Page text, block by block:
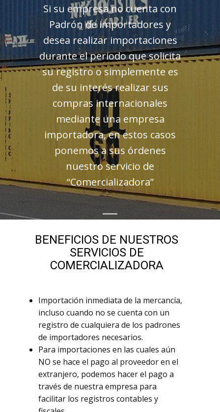
Si su empresa no cuenta con
Padrón de importadores y
desea realizar importaciones
durante el periodo que solicita
su registro o simplemente es
de su interés realizar sus
compras internacionales
mediante una empresa
importadora, en estos casos
ponemos a sus órdenes
nuestro servicio de
“Comercializadora”
BENEFICIOS DE NUESTROS
SERVICIOS DE
COMERCIALIZADORA
Importación inmediata de la mercancía,
incluso cuando no se cuenta con un
registro de cualquiera de los padrones
de importadores necesarios.
Para importaciones en las cuales aún
NO se hace el pago al proveedor en el
extranjero, podemos hacer el pago a
través de nuestra empresa para
facilitar los registros contables y